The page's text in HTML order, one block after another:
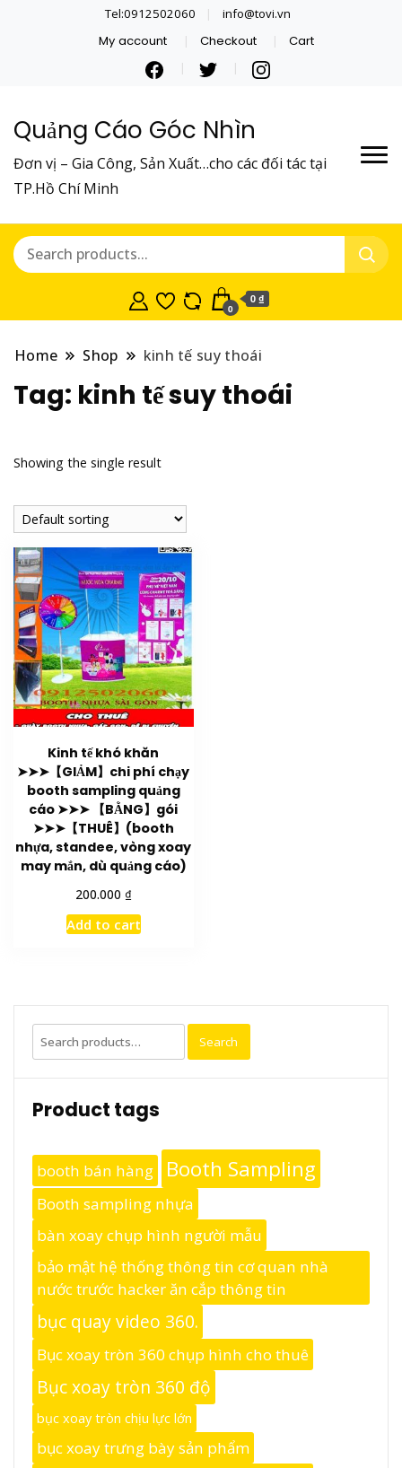
Tel:0912502060 info@tovi.vn
My account Checkout Cart
Quảng Cáo Góc Nhìn
Đơn vị – Gia Công, Sản Xuất…cho các đối tác tại
TP.Hồ Chí Minh
0
0 ₫
Home Shop kinh tế suy thoái
Tag: kinh tế suy thoái
Showing the single result
Kinh tế khó khăn
➤➤➤【GIẢM】chi phí chạy
booth sampling quảng
cáo ➤➤➤ 【BẰNG】gói
➤➤➤【THUÊ】(booth
nhựa, standee, vòng xoay
may mắn, dù quảng cáo)
200.000 ₫
Add to cart
Search
for:
Search
Product tags
booth bán hàng Booth Sampling
Booth sampling nhựa
bàn xoay chụp hình người mẫu
bảo mật hệ thống thông tin cơ quan nhà
nước trước hacker ăn cắp thông tin
bục quay video 360.
Bục xoay tròn 360 chụp hình cho thuê
Bục xoay tròn 360 độ
bục xoay tròn chịu lực lớn
bục xoay trưng bày sản phẩm